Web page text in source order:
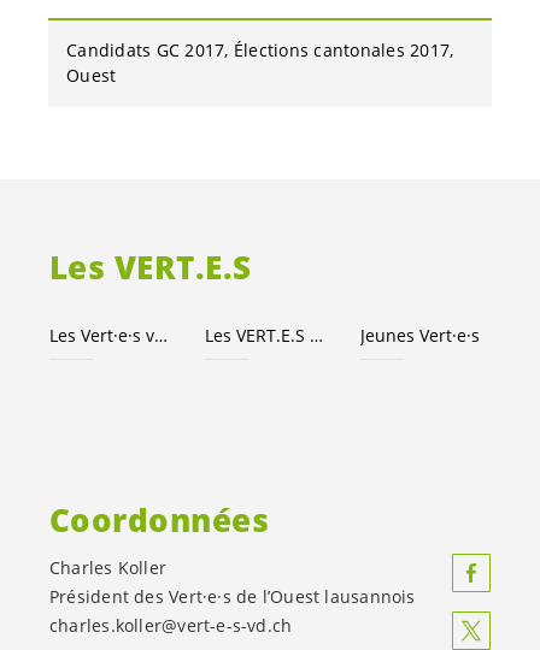
Candidats GC 2017 Élections cantonales 2017
Ouest
Les VERT.E.S
Les Vert·e·s vaudois·es Les VERT.E.S Jeunes Vert·e·s
Coordonnées
Charles Koller
Président desVert·e·s de l’Ouest lausannois
charles.koller@vert-e-s-vd.ch